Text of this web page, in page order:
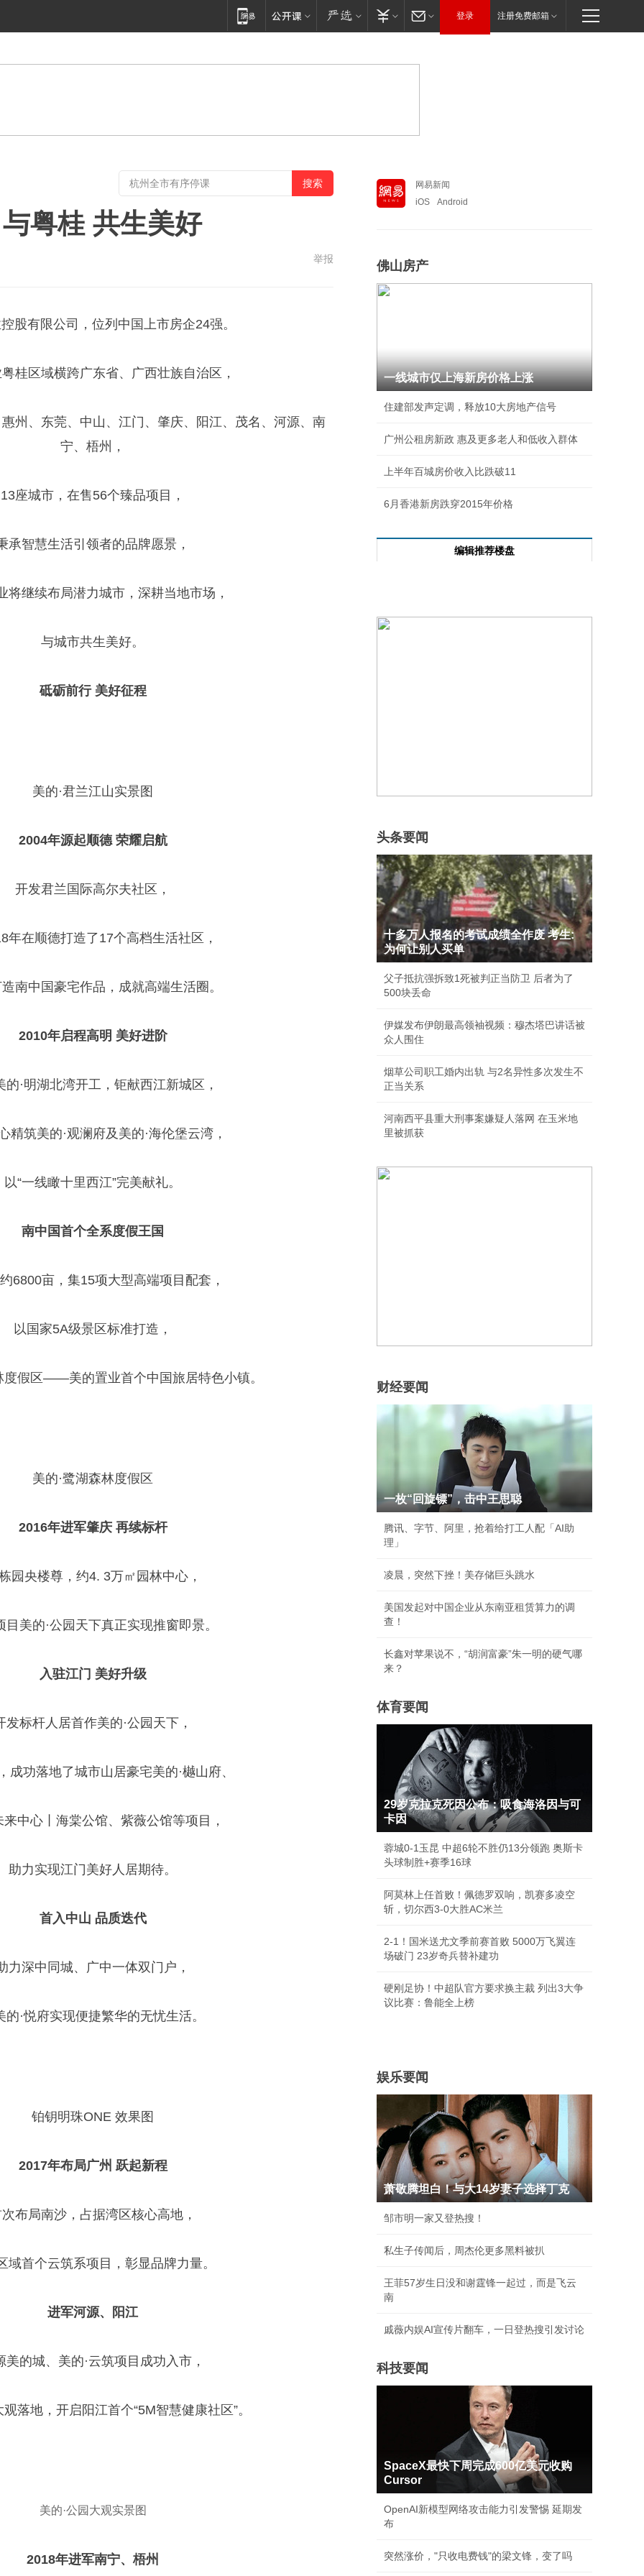
登录 注册免费邮箱
粤桂 共生美好
举报
股有限公司，位列中国上市房企24强。
桂区域横跨广东省、广西壮族自治区，
州、东莞、中山、江门、肇庆、阳江、茂名、河源、南
宁、梧州，
13座城市，在售56个臻品项目，
承智慧生活引领者的品牌愿景，
将继续布局潜力城市，深耕当地市场，
与城市共生美好。
砥砺前行 美好征程
美的·君兰江山实景图
2004年源起顺德 荣耀启航
开发君兰国际高尔夫社区，
年在顺德打造了17个高档生活社区，
南中国豪宅作品，成就高端生活圈。
2010年启程高明 美好进阶
的·明湖北湾开工，钜献西江新城区，
精筑美的·观澜府及美的·海伦堡云湾，
以“一线瞰十里西江”完美献礼。
南中国首个全系度假王国
6800亩，集15项大型高端项目配套，
以国家5A级景区标准打造，
度假区——美的置业首个中国旅居特色小镇。
美的·鹭湖森林度假区
2016年进军肇庆 再续标杆
园央楼尊，约4. 3万㎡园林中心，
目美的·公园天下真正实现推窗即景。
入驻江门 美好升级
发标杆人居首作美的·公园天下，
成功落地了城市山居豪宅美的·樾山府、
来中心丨海棠公馆、紫薇公馆等项目，
助力实现江门美好人居期待。
首入中山 品质迭代
力深中同城、广中一体双门户，
的·悦府实现便捷繁华的无忧生活。
铂钥明珠ONE 效果图
2017年布局广州 跃起新程
布局南沙，占据湾区核心高地，
域首个云筑系项目，彰显品牌力量。
进军河源、阳江
美的城、美的·云筑项目成功入市，
落地，开启阳江首个“5M智慧健康社区”。
美的·公园大观实景图
2018年进军南宁、梧州
网易新闻
iOS
Android
佛山房产
一线城市仅上海新房价格上涨
住建部发声定调，释放10大房地产信号
广州公租房新政 惠及更多老人和低收入群体
上半年百城房价收入比跌破11
6月香港新房跌穿2015年价格
编辑推荐楼盘
头条要闻
十多万人报名的考试成绩全作废 考生:
为何让别人买单
父子抵抗强拆致1死被判正当防卫 后者为了
500块丢命
伊媒发布伊朗最高领袖视频：穆杰塔巴讲话被
众人围住
烟草公司职工婚内出轨 与2名异性多次发生不
正当关系
河南西平县重大刑事案嫌疑人落网 在玉米地
里被抓获
财经要闻
一枚“回旋镖”，击中王思聪
腾讯、字节、阿里，抢着给打工人配「AI助
理」
凌晨，突然下挫！美存储巨头跳水
美国发起对中国企业从东南亚租赁算力的调
查！
长鑫对苹果说不，“胡润富豪”朱一明的硬气哪
来？
体育要闻
29岁克拉克死因公布：吸食海洛因与可
卡因
蓉城0-1玉昆 中超6轮不胜仍13分领跑 奥斯卡
头球制胜+赛季16球
阿莫林上任首败！佩德罗双响，凯赛多凌空
斩，切尔西3-0大胜AC米兰
2-1！国米送尤文季前赛首败 5000万飞翼连
场破门 23岁奇兵替补建功
硬刚足协！中超队官方要求换主裁 列出3大争
议比赛：鲁能全上榜
娱乐要闻
萧敬腾坦白！与大14岁妻子选择丁克
邹市明一家又登热搜！
私生子传闻后，周杰伦更多黑料被扒
王菲57岁生日没和谢霆锋一起过，而是飞云
南
戚薇内娱AI宣传片翻车，一日登热搜引发讨论
科技要闻
SpaceX最快下周完成600亿美元收购
Cursor
OpenAI新模型网络攻击能力引发警惕 延期发
布
突然涨价，"只收电费钱"的梁文锋，变了吗